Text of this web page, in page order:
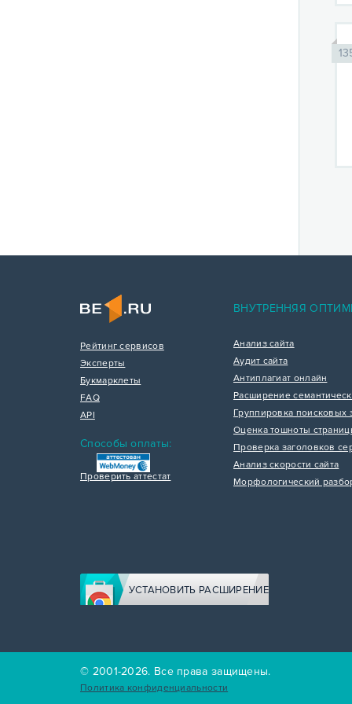
Рейтинг сервисов
Эксперты
Букмарклеты
FAQ
API
Способы оплаты:
Проверить аттестат
ВНУТРЕННЯЯ
Анализ сайта
Аудит сайта
Антиплагиат онлайн
Расширение
Группировка поисковых
Оценка тошноты
Проверка заголовков
Анализ скорости сайта
Морфологический
УСТАНОВИТЬ РАСШИРЕНИЕ
© 2001-2026. Все права защищены.
Политика конфиденциальности